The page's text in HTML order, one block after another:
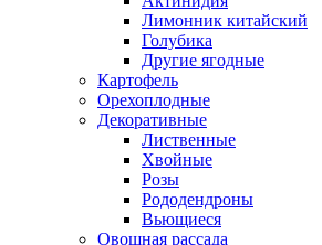
Лимонник китайский
Голубика
Другие ягодные
Картофель
Орехоплодные
Декоративные
Лиственные
Хвойные
Розы
Рододендроны
Вьющиеся
Овощная рассада